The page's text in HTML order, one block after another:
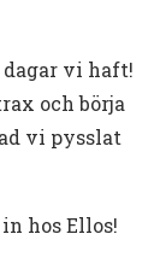
vi haft!
och börja
vi pysslat
hos Ellos!